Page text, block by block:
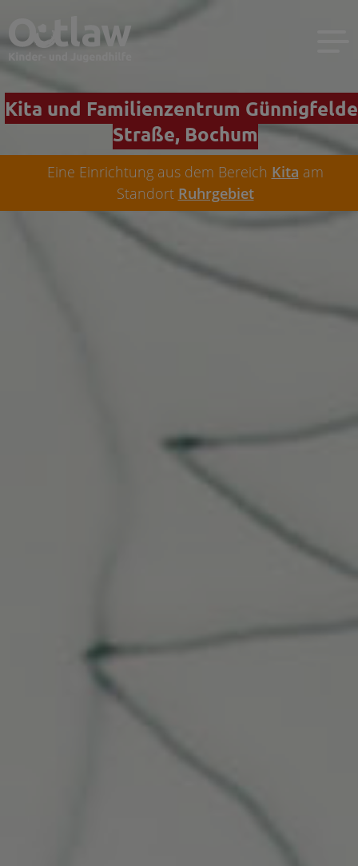
Kita und Familienzentrum
Straße, Bochum
Eine Einrichtung aus dem Bereich Kita am
Standort Ruhrgebiet